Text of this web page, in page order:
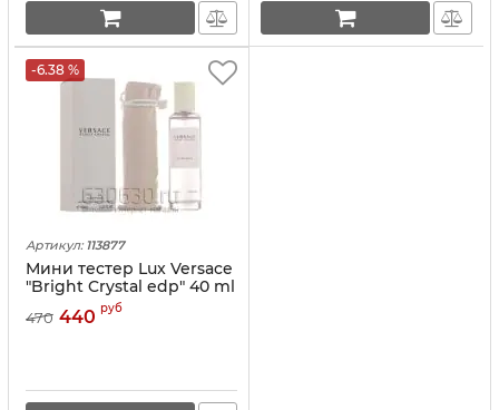
-6.38 %
Артикул: 113877
Мини тестер Lux Versace
"Bright Crystal edp" 40 ml
470 440 руб